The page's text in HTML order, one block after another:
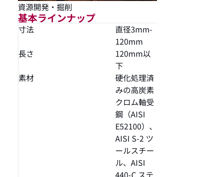
資源開発・掘削
基本ラインナップ
寸法
直径3mm-
120mm
長さ
120mm以
下
素材
硬化処理済
みの高炭素
クロム軸受
鋼（AISI
E52100）、
AISI S-2 ツ
ールスチー
ル、AISI
440-C ステ